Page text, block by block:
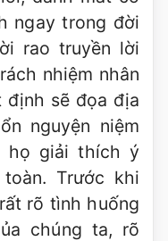
ngay trong đời
rao truyền lời
nhiệm nhân
định sẽ đọa địa
nguyện niệm
họ giải thích ý
Trước khi
rõ tình huống
chúng ta, rõ